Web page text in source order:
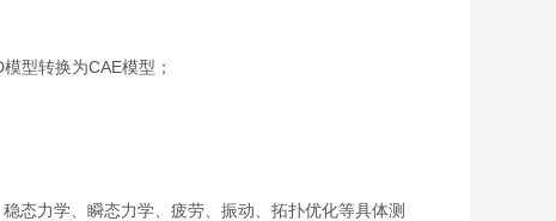
型转换为CAE模型；
态力学、瞬态力学、疲劳、振动、拓扑优化等具体测